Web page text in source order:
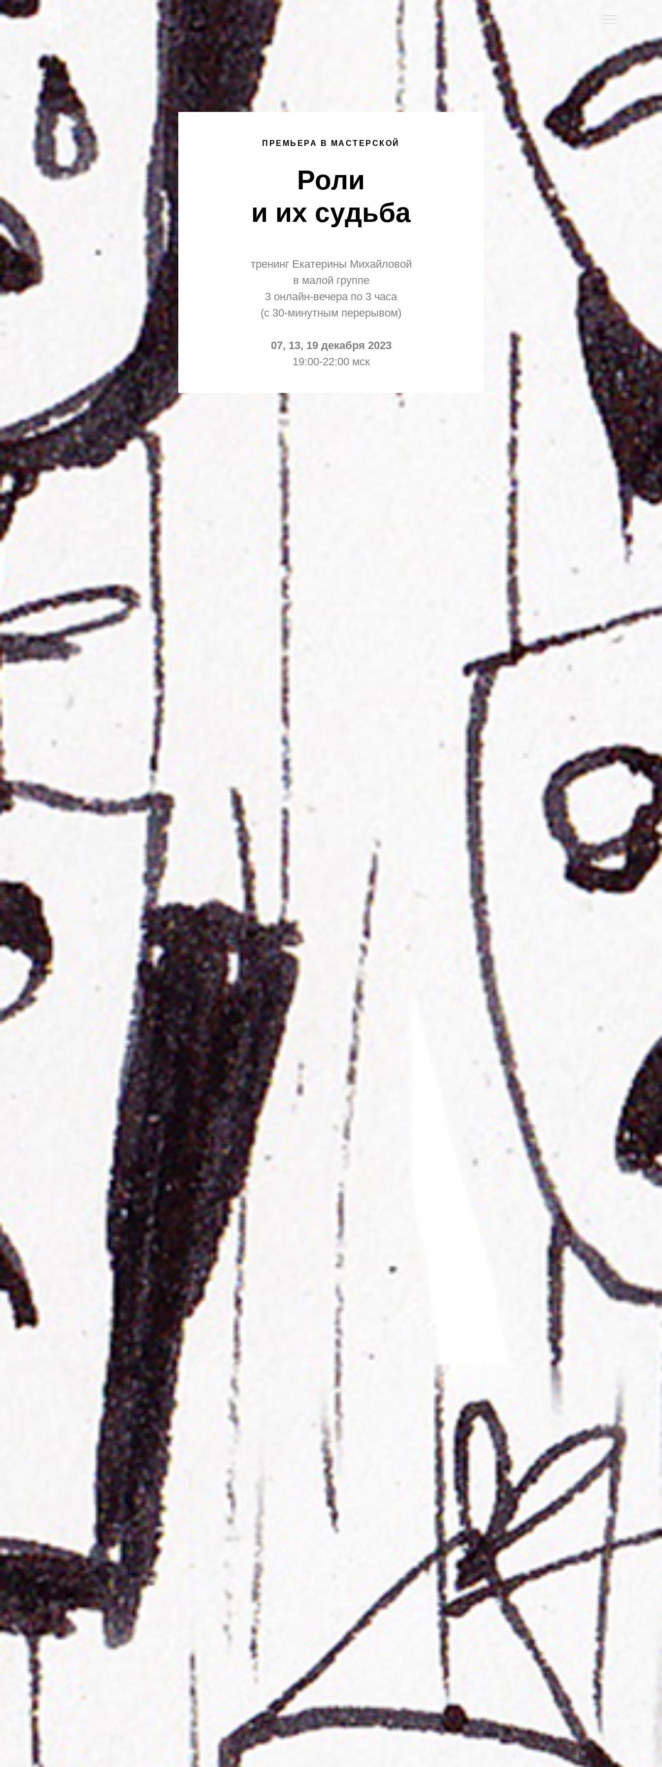
Роли
и их судьба
тренинг Екатерины Михайловой
в малой группе
3 онлайн-вечера по 3 часа
(с 30-минутным перерывом)
07, 13, 19 декабря 2023
19:00-22:00 мск
ПРЕМЬЕРА В МАСТЕРСКОЙ